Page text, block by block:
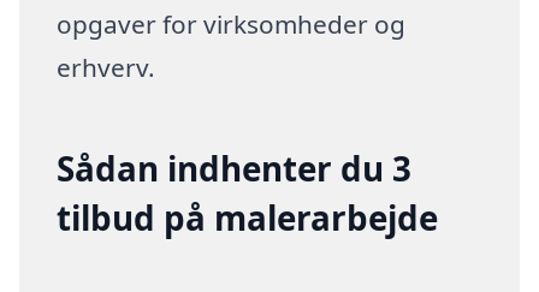
opgaver for virksomheder og
erhverv.
Sådan indhenter du 3
tilbud på malerarbejde